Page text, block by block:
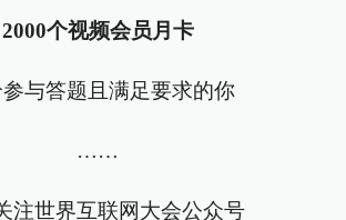
2000个视频会员月卡
与答题且满足要求的你
……
注世界互联网大会公众号